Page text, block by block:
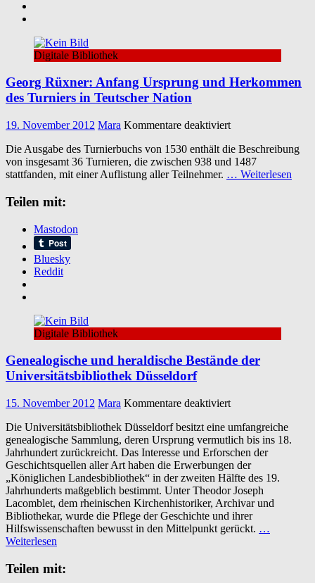
Digitale Bibliothek
Georg Rüxner: Anfang Ursprung und Herkommen
des Turniers in Teutscher Nation
19. November 2012 Mara Kommentare deaktiviertfür
Rüxner:
Anfang
Ursprung
Die Ausgabe des Turnierbuchs von 1530 enthält die Beschreibung
von insgesamt 36 Turnieren, die zwischen 938 und 1487
stattfanden, mit einer Auflistung aller Teilnehmer. … Weiterlesen
Teilen mit:
Mastodon
Bluesky
Reddit
Digitale Bibliothek
Genealogische und heraldische Bestände der
Universitätsbibliothek Düsseldorf
15. November 2012 Mara Kommentare deaktiviertfür
und
heraldische
Bestände
der
Düsseldorf
Die Universitätsbibliothek Düsseldorf besitzt eine umfangreiche
genealogische Sammlung, deren Ursprung vermutlich bis ins 18.
Jahrhundert zurückreicht. Das Interesse und Erforschen der
Geschichtsquellen aller Art haben die Erwerbungen der
„Königlichen Landesbibliothek“ in der zweiten Hälfte des 19.
Jahrhunderts maßgeblich bestimmt. Unter Theodor Joseph
Lacomblet, dem rheinischen Kirchenhistoriker, Archivar und
Bibliothekar, wurde die Pflege der Geschichte und ihrer
Hilfswissenschaften bewusst in den Mittelpunkt gerückt. …
Weiterlesen
Teilen mit: